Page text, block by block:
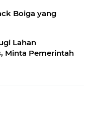
Boiga yang
Lahan
Minta Pemerintah